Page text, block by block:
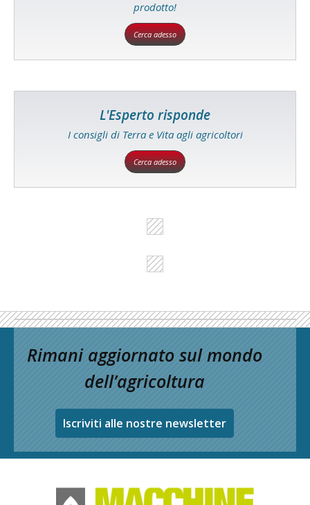
prodotto!
Cerca adesso
L'Esperto risponde
I consigli di Terra e Vita agli agricoltori
Cerca adesso
Rimani aggiornato sul mondo
dell’agricoltura
Iscriviti alle nostre newsletter